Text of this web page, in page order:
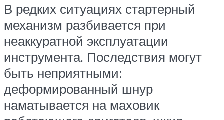
В редких ситуациях стартерный
механизм разбивается при
неаккуратной эксплуатации
инструмента. Последствия могут
быть неприятными:
деформированный шнур
наматывается на маховик